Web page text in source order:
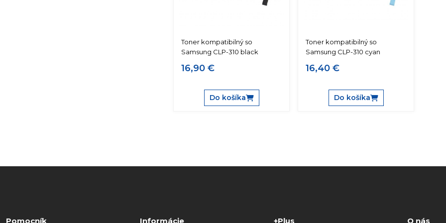
Toner kompatibilný so
Samsung CLP-310 black
16,90 €
Do košíka
Toner kompatibilný so
Samsung CLP-310 cyan
16,40 €
Do košíka
Pomocník Informácie +Plus O nás